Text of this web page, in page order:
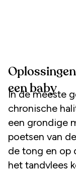
een baby
In de meeste
chronische
een grondige
poetsen van
de tong en op
het tandvlees